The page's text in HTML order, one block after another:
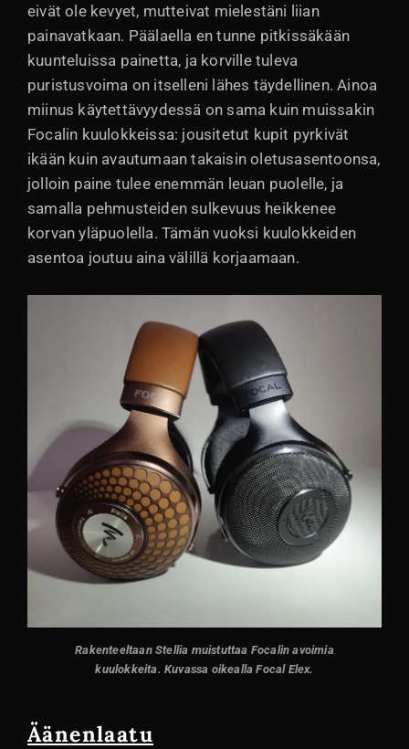
eivät ole kevyet, mutteivat mielestäni liian
painavatkaan. Päälaella en tunne pitkissäkään
kuunteluissa painetta, ja korville tuleva
puristusvoima on itselleni lähes täydellinen. Ainoa
miinus käytettävyydessä on sama kuin muissakin
Focalin kuulokkeissa: jousitetut kupit pyrkivät
ikään kuin avautumaan takaisin oletusasentoonsa,
jolloin paine tulee enemmän leuan puolelle, ja
samalla pehmusteiden sulkevuus heikkenee
korvan yläpuolella. Tämän vuoksi kuulokkeiden
asentoa joutuu aina välillä korjaamaan.
Rakenteeltaan Stellia muistuttaa Focalin avoimia
kuulokkeita. Kuvassa oikealla Focal Elex.
Äänenlaatu